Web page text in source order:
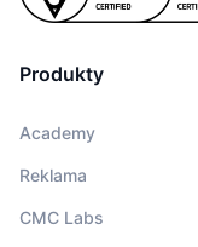
Produkty
Academy
Reklama
CMC Labs